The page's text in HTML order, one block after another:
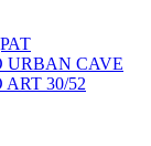
URBAN CAVE
ART 30/52